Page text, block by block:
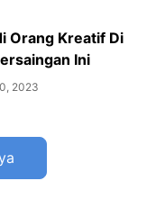
Orang Kreatif Di
Ini
2023